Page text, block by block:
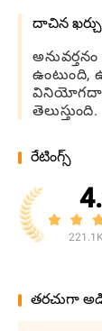
దాచిన
తెలుస్తుంది.
రేటింగ్స్
తరచుగా